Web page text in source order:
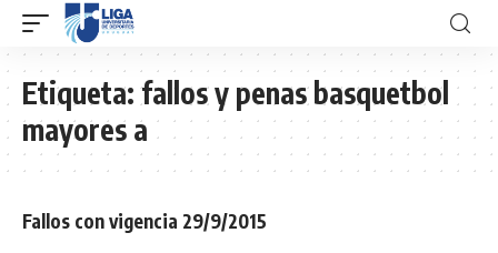
Etiqueta:fallos y penas basquetbol
mayores a
Fallos con vigencia 29/9/2015